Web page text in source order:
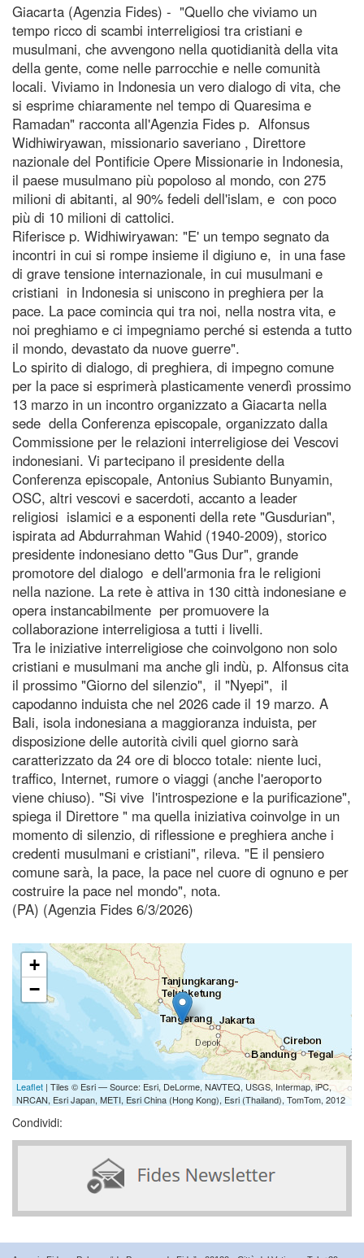
Giacarta (Agenzia Fides) - "Quello che viviamo un
tempo ricco di scambi interreligiosi tra cristiani e
musulmani, che avvengono nella quotidianità della vita
della gente, come nelle parrocchie e nelle comunità
locali. Viviamo in Indonesia un vero dialogo di vita, che
si esprime chiaramente nel tempo di Quaresima e
Ramadan" racconta all'Agenzia Fides p. Alfonsus
Widhiwiryawan, missionario saveriano , Direttore
nazionale del Pontificie Opere Missionarie in Indonesia,
il paese musulmano più popoloso al mondo, con 275
milioni di abitanti, al 90% fedeli dell'islam, e con poco
più di 10 milioni di cattolici.
Riferisce p. Widhiwiryawan: "E' un tempo segnato da
incontri in cui si rompe insieme il digiuno e, in una fase
di grave tensione internazionale, in cui musulmani e
cristiani in Indonesia si uniscono in preghiera per la
pace. La pace comincia qui tra noi, nella nostra vita, e
noi preghiamo e ci impegniamo perché si estenda a tutto
il mondo, devastato da nuove guerre".
Lo spirito di dialogo, di preghiera, di impegno comune
per la pace si esprimerà plasticamente venerdì prossimo
13 marzo in un incontro organizzato a Giacarta nella
sede della Conferenza episcopale, organizzato dalla
Commissione per le relazioni interreligiose dei Vescovi
indonesiani. Vi partecipano il presidente della
Conferenza episcopale, Antonius Subianto Bunyamin,
OSC, altri vescovi e sacerdoti, accanto a leader
religiosi islamici e a esponenti della rete "Gusdurian",
ispirata ad Abdurrahman Wahid (1940-2009), storico
presidente indonesiano detto "Gus Dur", grande
promotore del dialogo e dell'armonia fra le religioni
nella nazione. La rete è attiva in 130 città indonesiane e
opera instancabilmente per promuovere la
collaborazione interreligiosa a tutti i livelli.
Tra le iniziative interreligiose che coinvolgono non solo
cristiani e musulmani ma anche gli indù, p. Alfonsus cita
il prossimo "Giorno del silenzio", il "Nyepi", il
capodanno induista che nel 2026 cade il 19 marzo. A
Bali, isola indonesiana a maggioranza induista, per
disposizione delle autorità civili quel giorno sarà
caratterizzato da 24 ore di blocco totale: niente luci,
traffico, Internet, rumore o viaggi (anche l'aeroporto
viene chiuso). "Si vive l'introspezione e la purificazione",
spiega il Direttore " ma quella iniziativa coinvolge in un
momento di silenzio, di riflessione e preghiera anche i
credenti musulmani e cristiani", rileva. "E il pensiero
comune sarà, la pace, la pace nel cuore di ognuno e per
costruire la pace nel mondo", nota.
(PA) (Agenzia Fides 6/3/2026)
+
−
Leaflet | Tiles © Esri — Source: Esri, DeLorme, NAVTEQ, USGS, Intermap, iPC,
NRCAN, Esri Japan, METI, Esri China (Hong Kong), Esri (Thailand), TomTom, 2012
Condividi: